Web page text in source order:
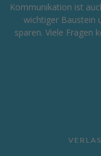
Kommunikation ist
wichtiger Baustein
sparen. Viele Fragen